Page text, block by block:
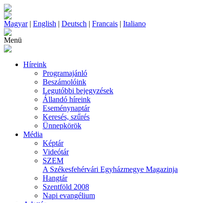
Magyar| English | Deutsch | Francais | Italiano
Menü
Híreink
Programajánló
Beszámolóink
Legutóbbi bejegyzések
Állandó híreink
Eseménynaptár
Keresés, szűrés
Ünnepkörök
Média
Képtár
Videótár
SZEM
A Székesfehérvári Egyházmegye Magazinja
Hangtár
Szentföld 2008
Napi evangélium